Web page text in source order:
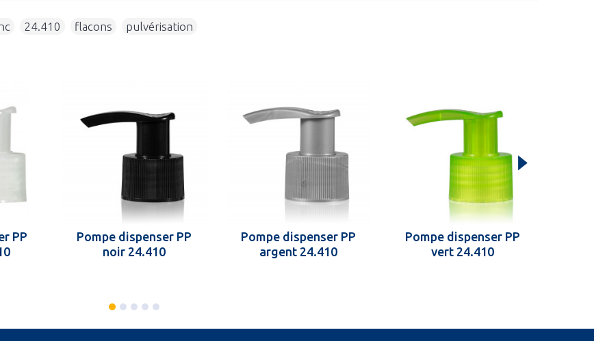
24.410 flacons pulvérisation
PP
Pompe dispenser PP
noir 24.410
Pompe dispenser PP
argent 24.410
Pompe dispenser PP
vert 24.410